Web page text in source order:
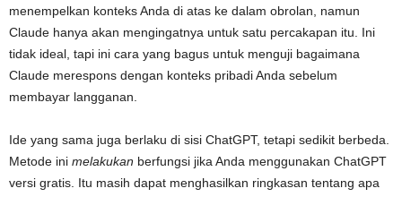
menempelkan konteks Anda di atas ke dalam obrolan, namun
Claude hanya akan mengingatnya untuk satu percakapan itu. Ini
tidak ideal, tapi ini cara yang bagus untuk menguji bagaimana
Claude merespons dengan konteks pribadi Anda sebelum
membayar langganan.
Ide yang sama juga berlaku di sisi ChatGPT, tetapi sedikit berbeda.
Metode ini melakukan berfungsi jika Anda menggunakan ChatGPT
versi gratis. Itu masih dapat menghasilkan ringkasan tentang apa